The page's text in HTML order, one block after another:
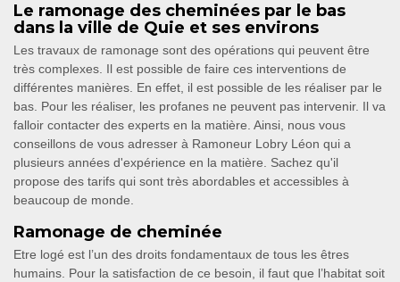
Le ramonage des cheminées par le bas
dans la ville de Quie et ses environs
Les travaux de ramonage sont des opérations qui peuvent être
très complexes. Il est possible de faire ces interventions de
différentes manières. En effet, il est possible de les réaliser par le
bas. Pour les réaliser, les profanes ne peuvent pas intervenir. Il va
falloir contacter des experts en la matière. Ainsi, nous vous
conseillons de vous adresser à Ramoneur Lobry Léon qui a
plusieurs années d'expérience en la matière. Sachez qu'il
propose des tarifs qui sont très abordables et accessibles à
beaucoup de monde.
Ramonage de cheminée
Etre logé est l’un des droits fondamentaux de tous les êtres
humains. Pour la satisfaction de ce besoin, il faut que l’habitat soit